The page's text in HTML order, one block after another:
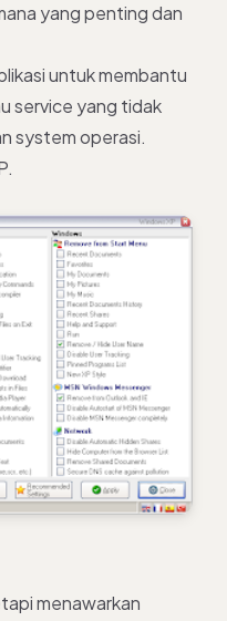
yang penting dan
untuk membantu
service yang tidak
system operasi.
menawarkan